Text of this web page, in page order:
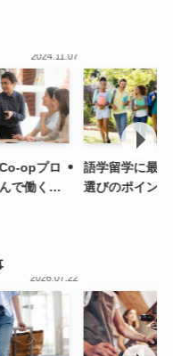
opプロ
で働く体
語学留学に最
選びのポイン
2024.11.07
2026.07.22